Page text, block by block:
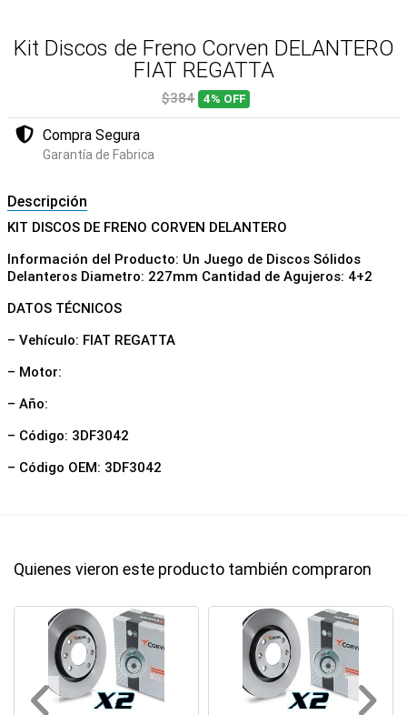
Kit Discos de Freno Corven DELANTERO
FIAT REGATTA
$384 4% OFF
Compra Segura
Garantía de Fabrica
Descripción
KIT DISCOS DE FRENO CORVEN DELANTERO
Información del Producto: Un Juego de Discos Sólidos
Delanteros Diametro: 227mm Cantidad de Agujeros: 4+2
DATOS TÉCNICOS
– Vehículo: FIAT REGATTA
– Motor:
– Año:
– Código: 3DF3042
– Código OEM: 3DF3042
Quienes vieron este producto también compraron